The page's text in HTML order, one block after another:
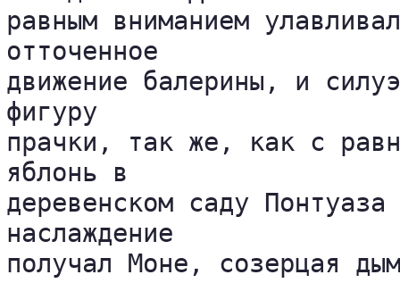
равным вниманием
отточенное
движение балерины, и
фигуру
прачки, так же, как с
яблонь в
деревенском саду
наслаждение
получал Моне, созерцая